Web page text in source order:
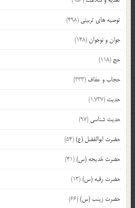
توصیه های تربیتی (498)
جوان و نوجوان(148)
حج (118)
حجاب و عفاف (333)
حدیث (1,737)
حدیث شناسی (97)
حضرت ابوالفضل (ع)(54)
حضرت خدیجه (س)(41)
حضرت رقیه (س)(13)
حضرت زینب (س)(66)